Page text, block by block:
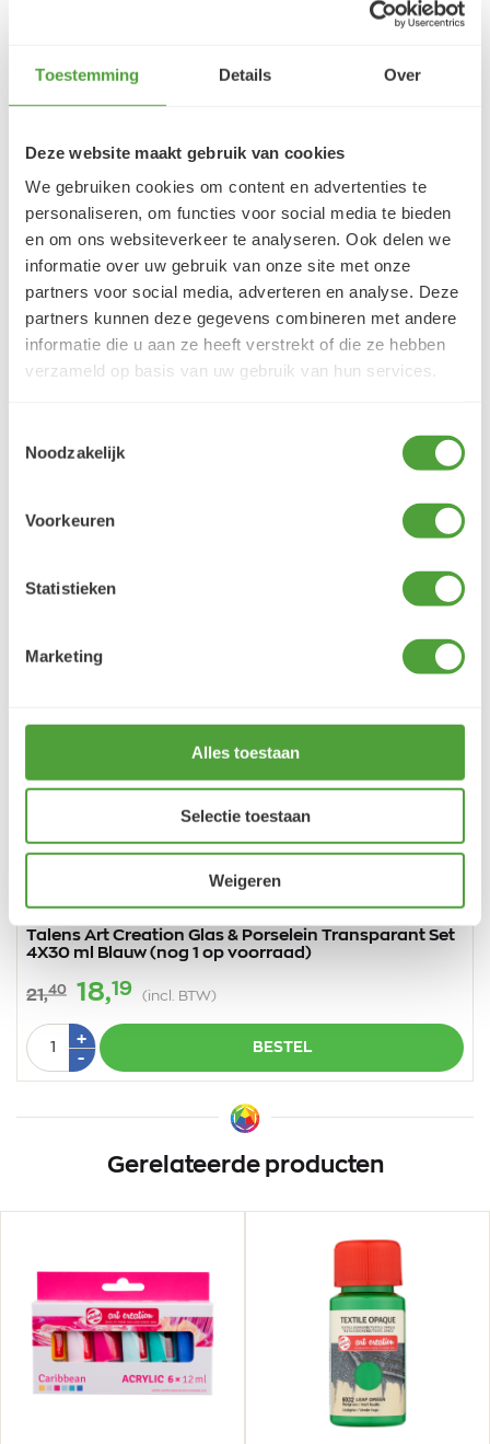
Toestemming Details Over
Deze website maakt gebruik van cookies
We gebruiken cookies om content en advertenties te
personaliseren, om functies voor social media te bieden
en om ons websiteverkeer te analyseren. Ook delen we
informatie over uw gebruik van onze site met onze
partners voor social media, adverteren en analyse. Deze
partners kunnen deze gegevens combineren met andere
informatie die u aan ze heeft verstrekt of die ze hebben
verzameld op basis van uw gebruik van hun services.
Noodzakelijk
Voorkeuren
Statistieken
Marketing
Alles toestaan
Selectie toestaan
Weigeren
Danielle ROCH
5 augustus 2026
j'ai trouvé très contente du résultat
Vorige
Talens Art Creation Glas & Porselein Transparant Set
4X30 ml Blauw (nog 1 op voorraad)
21,40 18,19 (incl. BTW)
Aantal
+Plus
-Min
1
BESTEL
Gerelateerde producten